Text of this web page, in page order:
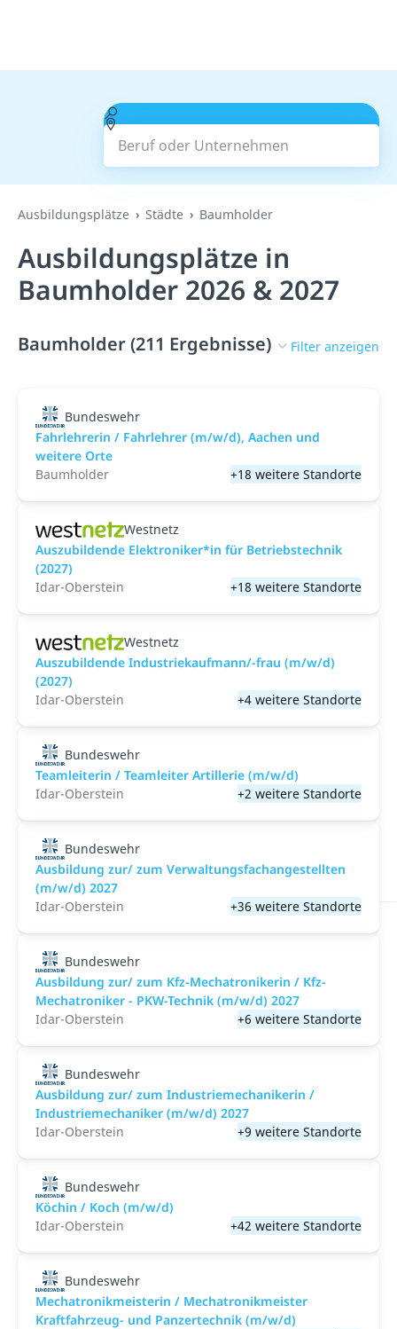
Beruf oder Unternehmen
Suchen
Ausbildungsplätze Städte Baumholder
Ausbildungsplätze in
Baumholder 2026 & 2027
Baumholder (211 Ergebnisse) Filter anzeigen
Bundeswehr
Fahrlehrerin / Fahrlehrer (m/w/d), Aachen und
weitere Orte
Baumholder
+18 weitere Standorte
Westnetz
Auszubildende Elektroniker*in für Betriebstechnik
(2027)
Idar-Oberstein
+18 weitere Standorte
Westnetz
Auszubildende Industriekaufmann/-frau (m/w/d)
(2027)
Idar-Oberstein
+4 weitere Standorte
Bundeswehr
Teamleiterin / Teamleiter Artillerie (m/w/d)
Idar-Oberstein
+2 weitere Standorte
Bundeswehr
Ausbildung zur/ zum Verwaltungsfachangestellten
(m/w/d) 2027
Idar-Oberstein
+36 weitere Standorte
Bundeswehr
Ausbildung zur/ zum Kfz-Mechatronikerin / Kfz-
Mechatroniker - PKW-Technik (m/w/d) 2027
Idar-Oberstein
+6 weitere Standorte
Bundeswehr
Ausbildung zur/ zum Industriemechanikerin /
Industriemechaniker (m/w/d) 2027
Idar-Oberstein
+9 weitere Standorte
Bundeswehr
Köchin / Koch (m/w/d)
Idar-Oberstein
+42 weitere Standorte
Bundeswehr
Mechatronikmeisterin / Mechatronikmeister
Kraftfahrzeug- und Panzertechnik (m/w/d)